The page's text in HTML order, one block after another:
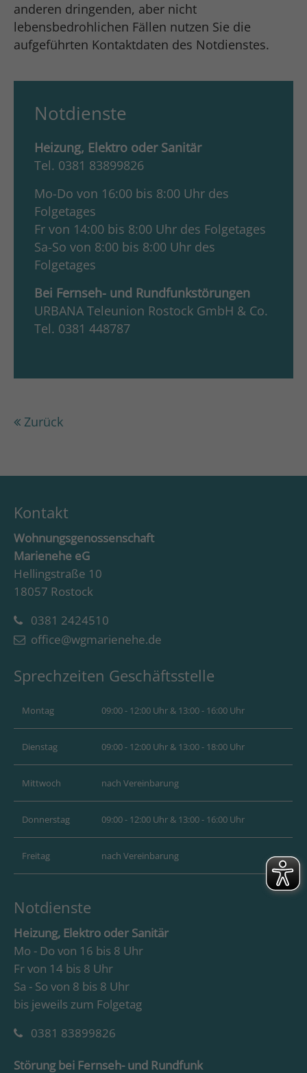
anderen dringenden, aber nicht
lebensbedrohlichen Fällen nutzen Sie die
aufgeführten Kontaktdaten des Notdienstes.
Notdienste
Heizung, Elektro oder Sanitär
Tel. 0381 83899826
Mo-Do von 16:00 bis 8:00 Uhr des
Folgetages
Fr von 14:00 bis 8:00 Uhr des Folgetages
Sa-So von 8:00 bis 8:00 Uhr des
Folgetages
Bei Fernseh- und Rundfunkstörungen
URBANA Teleunion Rostock GmbH & Co.
Tel. 0381 448787
Zurück
Kontakt
Wohnungsgenossenschaft
Marienehe eG
Hellingstraße 10
18057 Rostock
0381 2424510
office@wgmarienehe.de
Sprechzeiten Geschäftsstelle
Montag 09:00 - 12:00 Uhr & 13:00 - 16:00 Uhr
Dienstag 09:00 - 12:00 Uhr & 13:00 - 18:00 Uhr
Mittwoch nach Vereinbarung
Donnerstag 09:00 - 12:00 Uhr & 13:00 - 16:00 Uhr
Freitag nach Vereinbarung
Notdienste
Heizung, Elektro oder Sanitär
Mo - Do von 16 bis 8 Uhr
Fr von 14 bis 8 Uhr
Sa - So von 8 bis 8 Uhr
bis jeweils zum Folgetag
0381 83899826
Störung bei Fernseh- und Rundfunk